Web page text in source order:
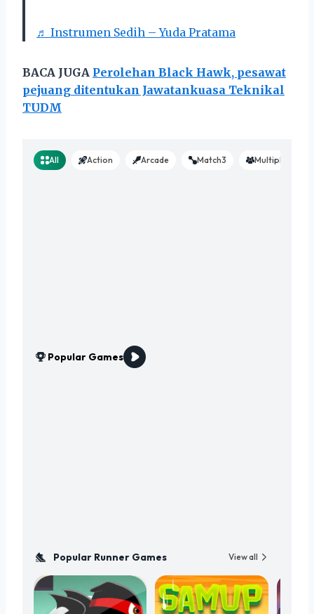
♬ Instrumen Sedih – Yuda Pratama
BACA JUGA Perolehan Black Hawk, pesawat
pejuang ditentukan Jawatankuasa Teknikal
TUDM